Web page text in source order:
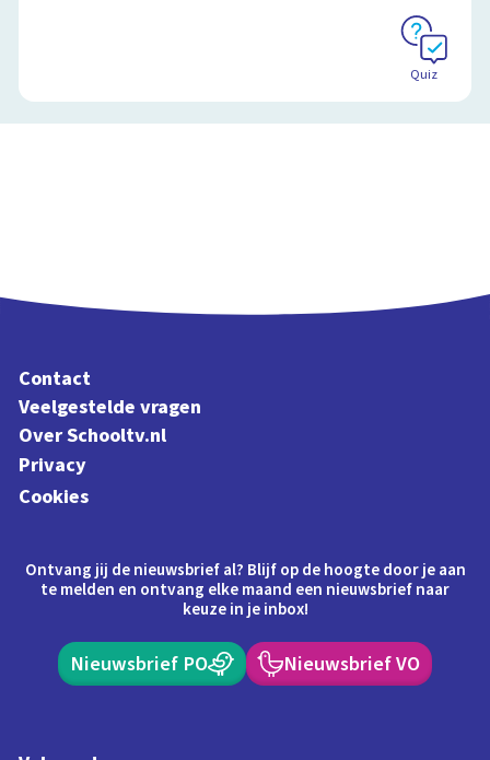
Quiz
Contact
Veelgestelde vragen
Over Schooltv.nl
Privacy
Cookies
Ontvang jij de nieuwsbrief al? Blijf op de hoogte door je aan
te melden en ontvang elke maand een nieuwsbrief naar
keuze in je inbox!
Nieuwsbrief PO Nieuwsbrief VO